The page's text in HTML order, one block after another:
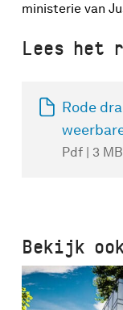
ministerie van
Lees het
Rode
Pdf | 3
Bekijk